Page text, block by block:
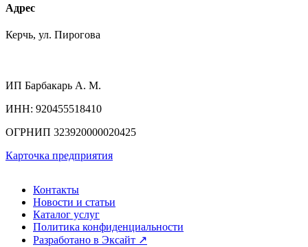
Адрес
Керчь, ул. Пирогова
ИП Барбакарь А. М.
ИНН: 920455518410
ОГРНИП 323920000020425
Карточка предприятия
Контакты
Новости и статьи
Каталог услуг
Политика конфиденциальности
Разработано в Эксайт ↗